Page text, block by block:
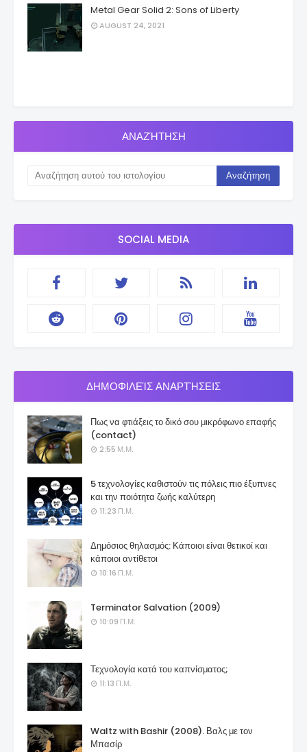
Metal Gear Solid 2: Sons of Liberty
AUGUST 24, 2021
ΑΝΑΖΉΤΗΣΗ
SOCIAL MEDIA
ΔΗΜΟΦΙΛΕΊΣ ΑΝΑΡΤΉΣΕΙΣ
Πως να φτιάξεις το δικό σου μικρόφωνο επαφής
(contact)
2:55 Μ.Μ.
5 τεχνολογίες καθιστούν τις πόλεις πιο έξυπνες
και την ποιότητα ζωής καλύτερη
11:23 Π.Μ.
Δημόσιος θηλασμός: Κάποιοι είναι θετικοί και
κάποιοι αντίθετοι
10:16 Π.Μ.
Terminator Salvation (2009)
10:09 Π.Μ.
Τεχνολογία κατά του καπνίσματος;
11:13 Π.Μ.
Waltz with Bashir (2008). Βαλς με τον
Μπασίρ